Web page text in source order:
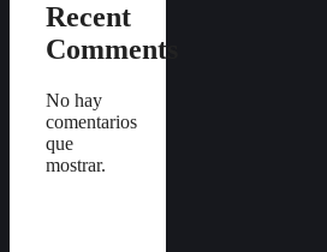
Recent
Comments
No hay
comentarios
que
mostrar.